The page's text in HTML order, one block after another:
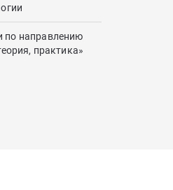
по направлению
практика»